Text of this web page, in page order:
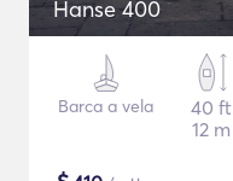
Hanse 400
Barca a vela
40 ft
12 m